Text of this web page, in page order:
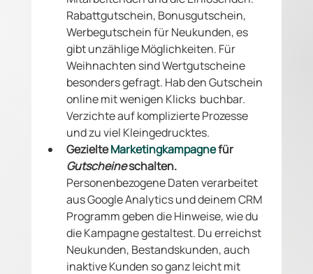
Rabattgutschein, Bonusgutschein,
Werbegutschein für Neukunden, es
gibt unzählige Möglichkeiten. Für
Weihnachten sind Wertgutscheine
besonders gefragt. Hab den Gutschein
online mit wenigen Klicks  buchbar.
Verzichte auf komplizierte Prozesse
und zu viel Kleingedrucktes.
Gezielte Marketingkampagne für
Gutscheine schalten.
Personenbezogene Daten verarbeitet
aus Google Analytics und deinem CRM
Programm geben die Hinweise, wie du
die Kampagne gestaltest. Du erreichst
Neukunden, Bestandskunden, auch
inaktive Kunden so ganz leicht mit